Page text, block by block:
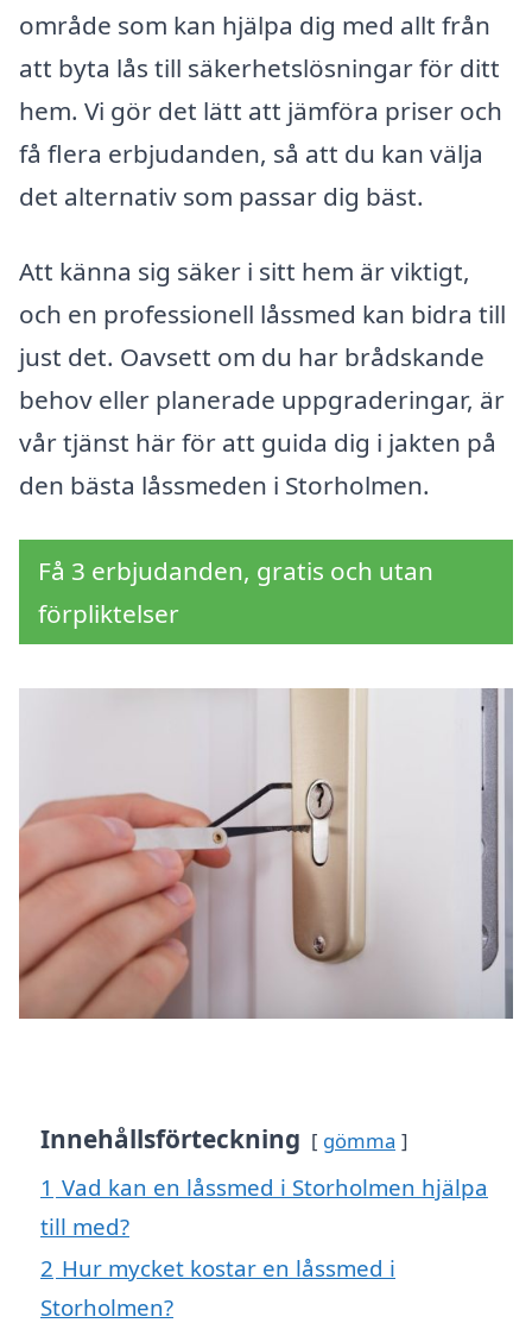
område som kan hjälpa dig med allt från
att byta lås till säkerhetslösningar för ditt
hem. Vi gör det lätt att jämföra priser och
få flera erbjudanden, så att du kan välja
det alternativ som passar dig bäst.
Att känna sig säker i sitt hem är viktigt,
och en professionell låssmed kan bidra till
just det. Oavsett om du har brådskande
behov eller planerade uppgraderingar, är
vår tjänst här för att guida dig i jakten på
den bästa låssmeden i Storholmen.
Få 3 erbjudanden, gratis och utan
förpliktelser
Innehållsförteckning gömma
1 Vad kan en låssmed i Storholmen hjälpa
till med?
2 Hur mycket kostar en låssmed i
Storholmen?